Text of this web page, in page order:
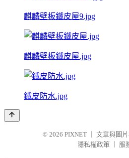
麒麟壁板鐵皮屋9.jpg
麒麟壁板鐵皮屋.jpg
鐵皮防水.jpg
© 2026 PIXNET
文章與圖
隱私權政策
服